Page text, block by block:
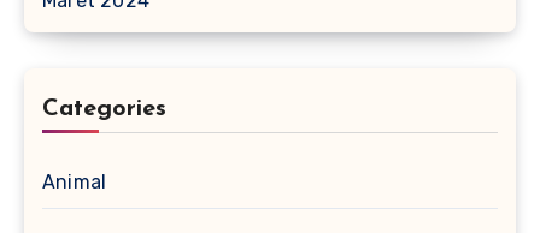
Categories
Animal